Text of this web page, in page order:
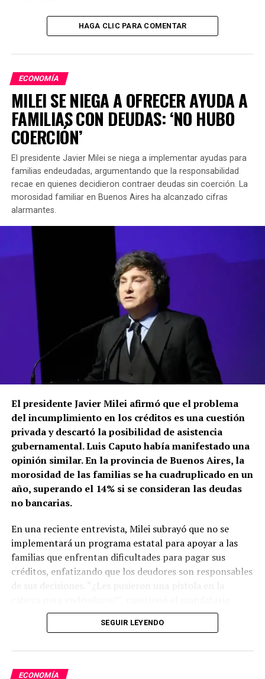
empresa Provincia Net Pagos.
TEMAS RELACIONADOS:
PRÓXIMO ARTÍCULO
LICITARÁN MAÑANA LETRAS Y BONOS EN PESOS POR
$260.000 MILLONES
BORDET SE DEFENDIÓ DE CRÍTICAS DE RURALISTAS Y DIJO
QUE SU GESTIÓN «BAJÓ LA PRESIÓN IMPOSITIVA»
HAGA CLIC PARA COMENTAR
ECONOMÍA
MILEI SE NIEGA A OFRECER AYUDA A
FAMILIAS CON DEUDAS: ‘NO HUBO
COERCIÓN’
El presidente Javier Milei se niega a implementar ayudas para
familias endeudadas, argumentando que la responsabilidad
recae en quienes decidieron contraer deudas sin coerción. La
morosidad familiar en Buenos Aires ha alcanzado cifras
alarmantes.
El presidente Javier Milei afirmó que el problema
del incumplimiento en los créditos es una cuestión
privada y descartó la posibilidad de asistencia
gubernamental. Luis Caputo había manifestado una
opinión similar. En la provincia de Buenos Aires, la
morosidad de las familias se ha cuadruplicado en un
año, superando el 14% si se consideran las deudas
no bancarias.
En una reciente entrevista, Milei subrayó que no se
implementará un programa estatal para apoyar a las
familias que enfrentan dificultades para pagar sus
créditos, enfatizando que los deudores son responsables
de sus decisiones. “¿Les pusieron una pistola en la
durante su charla con Luis Majul en LN+.
familiar, el presidente explicó que se trata de un acuerdo
entre partes. “Si contraigo una obligación con alguien y
SEGUIR LEYENDO
ECONOMÍA